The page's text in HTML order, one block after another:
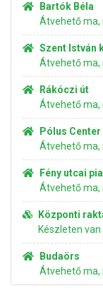
Bartók Béla
Átvehető ma,
Szent István
Átvehető ma,
Rákóczi út
Átvehető ma,
Pólus
Átvehető ma,
Fény utcai
Átvehető ma,
Központi
Készleten
Budaörs
Átvehető ma,